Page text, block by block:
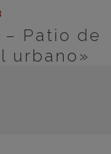
Patio de
urbano»